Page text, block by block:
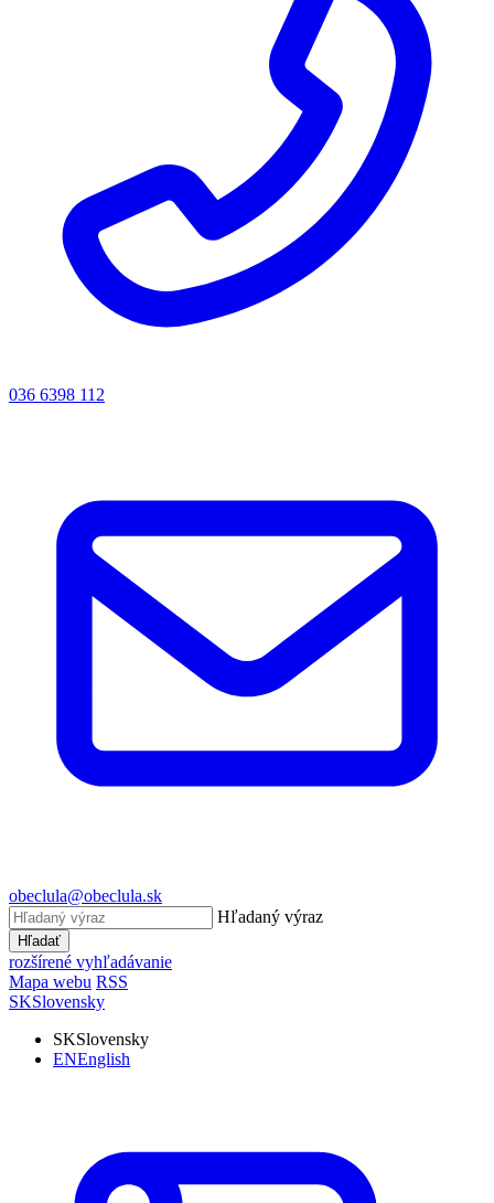
036 6398 112
obeclula@obeclula.sk
Hľadaný výraz
Hľadať
rozšírené vyhľadávanie
Mapa webu RSS
SKSlovensky
SKSlovensky
ENEnglish